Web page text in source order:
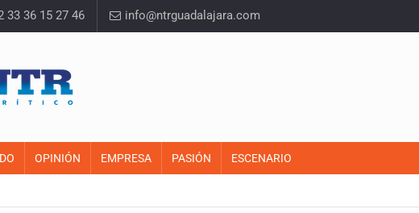
33 36 15 27 46 info@ntrguadalajara.com
OPINIÓN EMPRESA PASIÓN ESCENARIO